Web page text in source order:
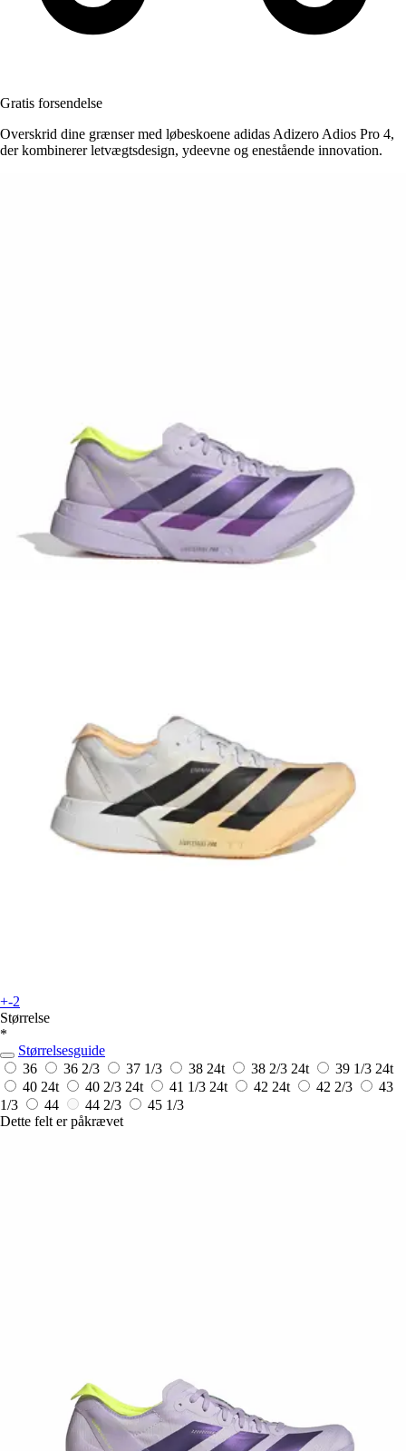
Gratis forsendelse
Overskrid dine grænser med løbeskoene adidas Adizero Adios Pro 4,
der kombinerer letvægtsdesign, ydeevne og enestående innovation.
+-2
Størrelse
*
Størrelsesguide
36
36 2/3 37 1/3 38 24t 38 2/3 24t 39 1/3 24t
40 24t 40 2/3 24t 41 1/3 24t 42 24t 42 2/3
43
1/3
44 44 2/3
45 1/3
Dette felt er påkrævet